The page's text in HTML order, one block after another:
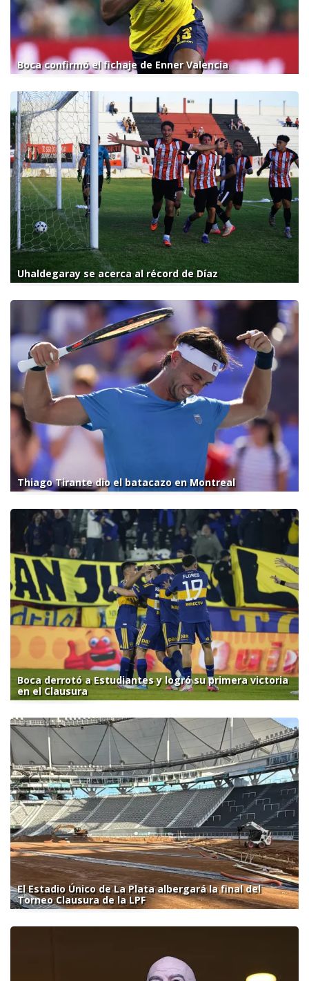
Boca confirmó el fichaje de Enner Valencia
Uhaldegaray se acerca al récord de Díaz
Thiago Tirante dio el batacazo en Montreal
Boca derrotó a Estudiantes y logró su primera victoria
en el Clausura
El Estadio Único de La Plata albergará la final del
Torneo Clausura de la LPF